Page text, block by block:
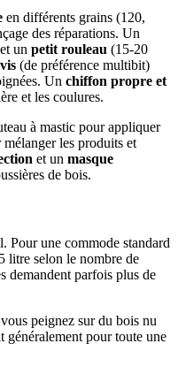
en différents grains (120,
des réparations. Un
un petit rouleau (15-20
(de préférence multibit)
Un chiffon propre et
et les coulures.
à mastic pour appliquer
mélanger les produits et
et un masque
de bois.
Pour une commode standard
litre selon le nombre de
demandent parfois plus de
peignez sur du bois nu
pour toute une